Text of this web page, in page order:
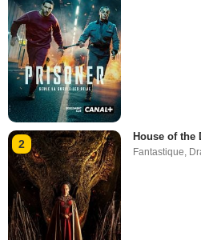
2
House of the
Fantastique,